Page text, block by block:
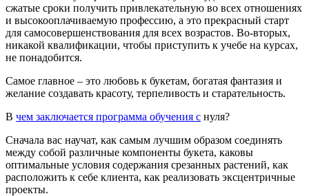
сжатые сроки получить привлекательную во всех отношениях
и высокооплачиваемую профессию, а это прекрасный старт
для самосовершенствования для всех возрастов. Во-вторых,
никакой квалификации, чтобы приступить к учебе на курсах,
не понадобится.
Самое главное – это любовь к букетам, богатая фантазия и
желание создавать красоту, терпеливость и старательность.
В чем заключается программа обучения с нуля?
Сначала вас научат, как самым лучшим образом соединять
между собой различные компоненты букета, каковы
оптимальные условия содержания срезанных растений, как
расположить к себе клиента, как реализовать эксцентричные
проекты.